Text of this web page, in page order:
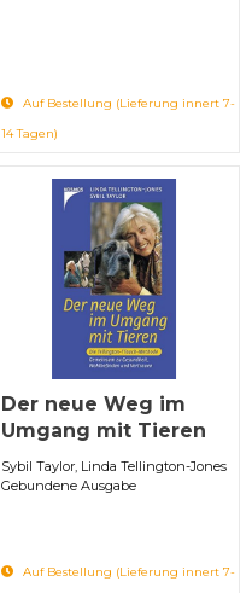
Auf Bestellung (Lieferung innert 7-
14 Tagen)
Der neue Weg im
Umgang mit Tieren
Sybil Taylor, Linda Tellington-Jones
Gebundene Ausgabe
Auf Bestellung (Lieferung innert 7-